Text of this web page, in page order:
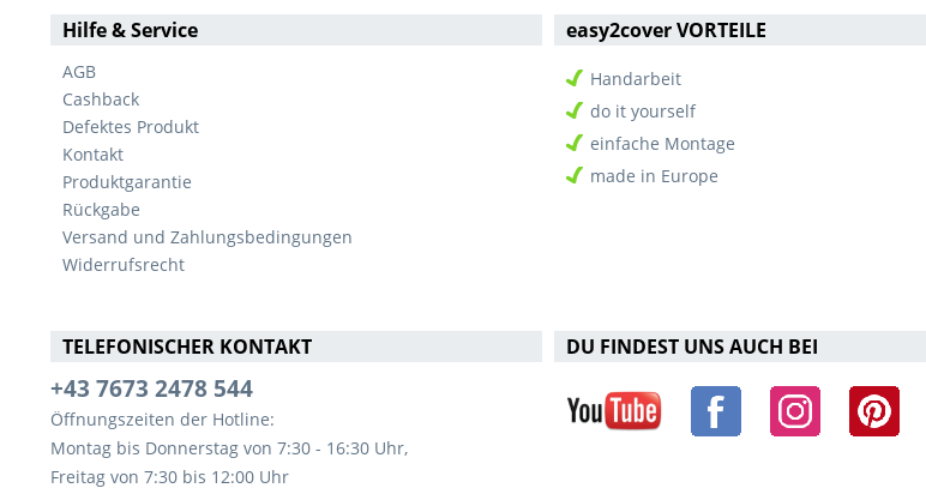
Hilfe & Service
AGB
Cashback
Defektes Produkt
Kontakt
Produktgarantie
Rückgabe
Versand und Zahlungsbedingungen
Widerrufsrecht
easy2cover VORTEILE
Handarbeit
do it yourself
einfache Montage
made in Europe
TELEFONISCHER KONTAKT
+43 7673 2478 544
Öffnungszeiten der Hotline:
Montag bis Donnerstag von 7:30 - 16:30 Uhr,
Freitag von 7:30 bis 12:00 Uhr
DU FINDEST UNS AUCH BEI